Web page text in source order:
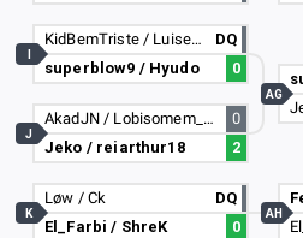
KidBemTriste / Luiseera
DQ
superblow9 / Hyudo
0
AkadJN / Lobisomem_hs
0
Jeko / reiarthur18
2
J
Løw / Ck
DQ
El_Farbi / ShreK
0
K
AG
AH